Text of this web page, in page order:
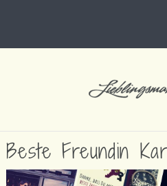
Beste Freundin